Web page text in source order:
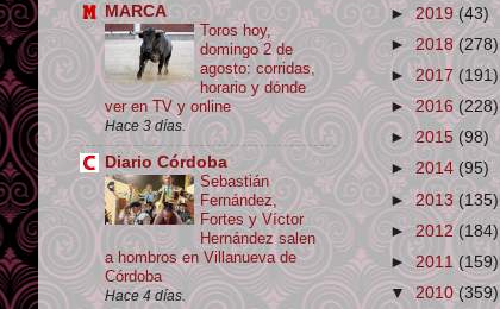
►2019(43)
►2018(278)
►2017 (191)
►2016(228)
► 2015 (98)
► 2014(95)
►2013(135)
►2012 (184)
►2011(159)
▼2010(359)
MARCA
Toros hoy,
domingo 2 de
agosto: corridas,
horario y dónde
ver en TV y online
Hace 3 días.
Diario Córdoba
Sebastián
Fernández,
Fortes y Víctor
Hernández salen
a hombros en Villanueva de
Córdoba
Hace 4 días.